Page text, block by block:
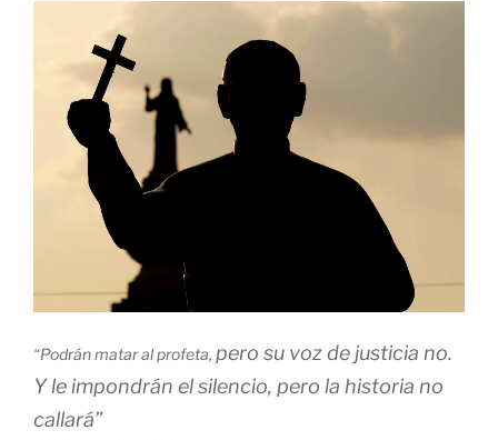
“Podrán matar al profeta, pero su voz de justicia no.
Y le impondrán el silencio, pero la historia no
callará”